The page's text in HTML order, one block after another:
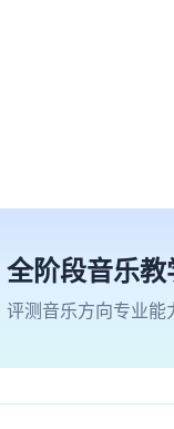
全阶段音乐
评测音乐方向专业能